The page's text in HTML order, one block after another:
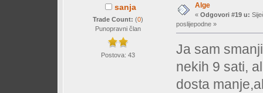
sanja
Trade Count: (0)
Punopravni član
Postova: 43
Alge
« Odgovori #19 u:
poslijepodne »
Ja sam
nekih 9 sati,
dosta